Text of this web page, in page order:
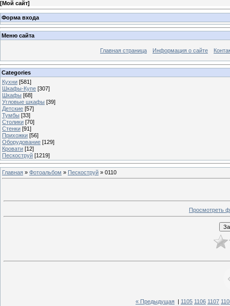
[Мой сайт]
Форма входа
Меню сайта
Главная страница Информация о сайте
Categories
Кухни [581]
Шкафы-Купе [307]
Шкафы [68]
Угловые шкафы [39]
Детские [57]
Тумбы [33]
Столики [70]
Стенки [91]
Прихожки [56]
Оборудование [129]
Кровати [12]
Пескоструй [1219]
Главная » Фотоальбом » Пескоструй » 0110
Просмотреть
« Предыдущая 1105 1106 1107